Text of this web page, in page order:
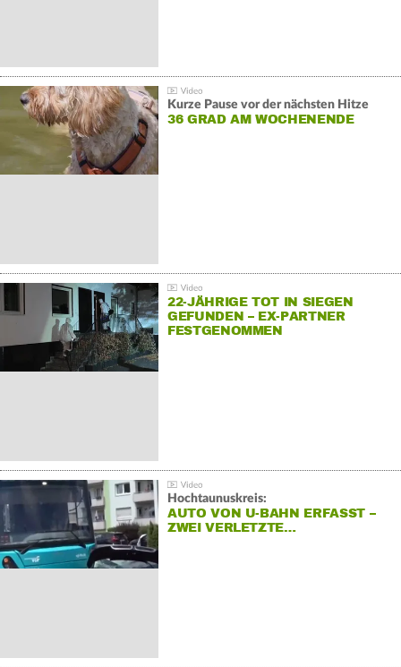
Kurze Pause vor der nächsten Hitze
36 GRAD AM WOCHENENDE
22-JÄHRIGE TOT IN SIEGEN
GEFUNDEN – EX-PARTNER
FESTGENOMMEN
Hochtaunuskreis:
AUTO VON U-BAHN ERFASST –
ZWEI VERLETZTE…